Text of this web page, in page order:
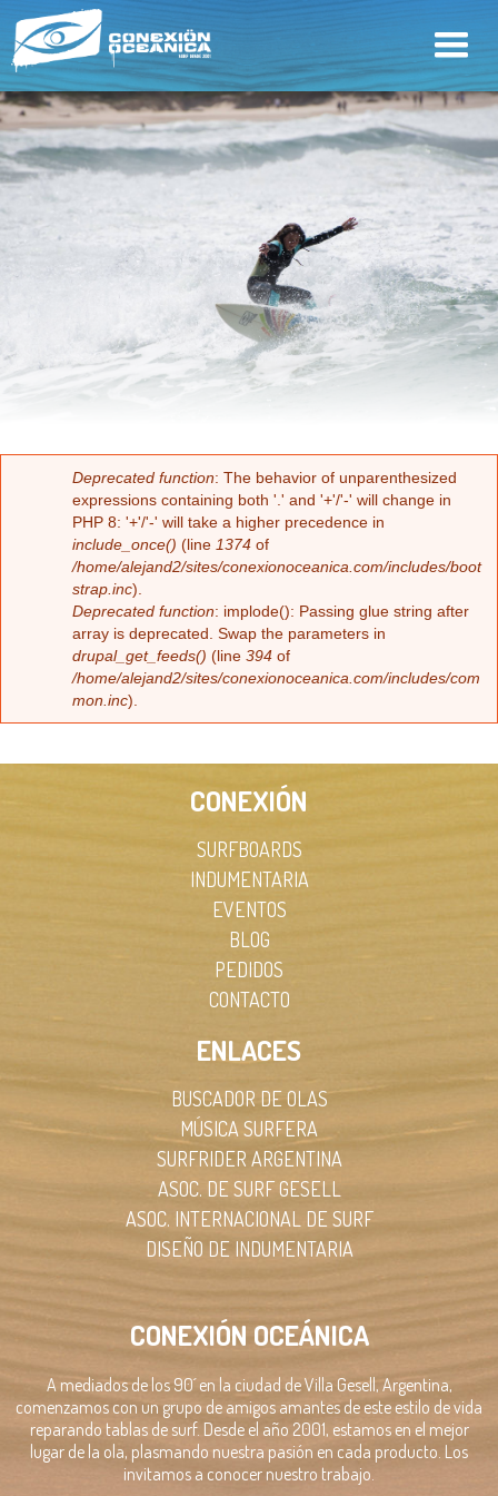
Error message
Deprecated function: The behavior of unparenthesized
expressions containing both '.' and '+'/'-' will change in
PHP 8: '+'/'-' will take a higher precedence in
include_once() (line 1374 of
/home/alejand2/sites/conexionoceanica.com/includes/boot
strap.inc).
Deprecated function: implode(): Passing glue string after
array is deprecated. Swap the parameters in
drupal_get_feeds() (line 394 of
/home/alejand2/sites/conexionoceanica.com/includes/com
mon.inc).
CONEXIÓN
SURFBOARDS
INDUMENTARIA
EVENTOS
BLOG
PEDIDOS
CONTACTO
ENLACES
BUSCADOR DE OLAS
MÚSICA SURFERA
SURFRIDER ARGENTINA
ASOC. DE SURF GESELL
ASOC. INTERNACIONAL DE SURF
DISEÑO DE INDUMENTARIA
CONEXIÓN OCEÁNICA
A mediados de los 90´ en la ciudad de Villa Gesell, Argentina,
comenzamos con un grupo de amigos amantes de este estilo de vida
reparando tablas de surf. Desde el año 2001, estamos en el mejor
lugar de la ola, plasmando nuestra pasión en cada producto. Los
invitamos a conocer nuestro trabajo.